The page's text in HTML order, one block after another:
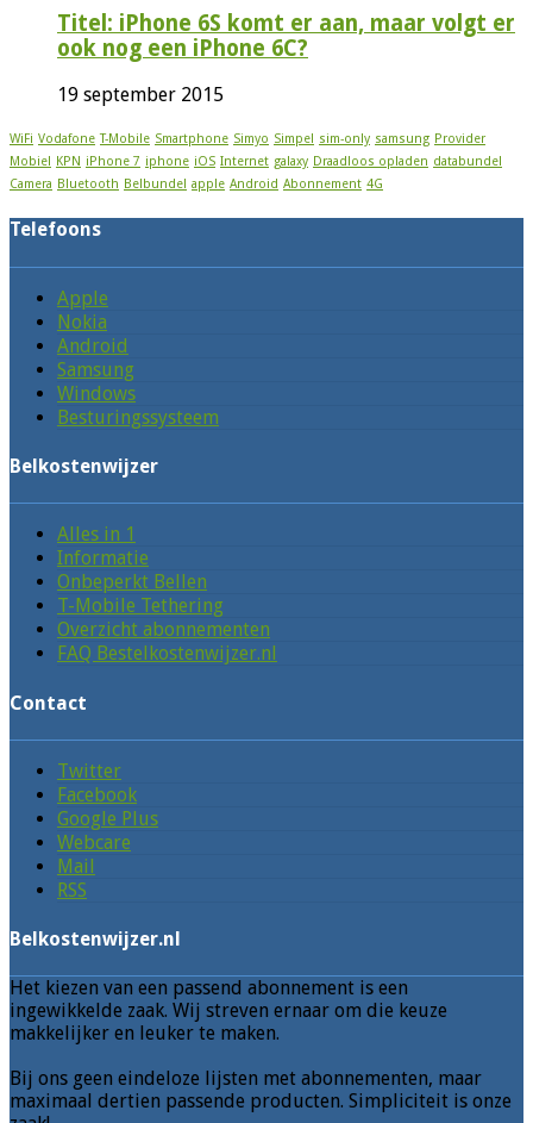
Titel: iPhone 6S komt er aan, maar volgt er
ook nog een iPhone 6C?
19 september 2015
WiFi Vodafone T-Mobile Smartphone Simyo Simpel sim-only samsung Provider
Mobiel
KPN iPhone 7 iphone iOS Internet galaxy Draadloos opladen databundel
Camera Bluetooth Belbundel apple Android Abonnement 4G
Telefoons
Apple
Nokia
Android
Samsung
Windows
Besturingssysteem
Belkostenwijzer
Alles in 1
Informatie
Onbeperkt Bellen
T-Mobile Tethering
Overzicht abonnementen
FAQ Bestelkostenwijzer.nl
Contact
Twitter
Facebook
Google Plus
Webcare
Mail
RSS
Belkostenwijzer.nl
Het kiezen van een passend abonnement is een
ingewikkelde zaak. Wij streven ernaar om die keuze
makkelijker en leuker te maken.
Bij ons geen eindeloze lijsten met abonnementen, maar
maximaal dertien passende producten. Simpliciteit is onze